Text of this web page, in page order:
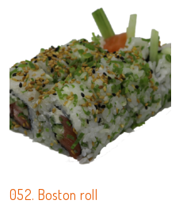
052. Boston roll